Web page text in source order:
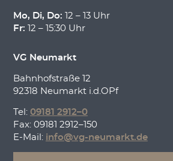
Mo, Di, Do: 12 – 13 Uhr
Fr: 12 – 15:30 Uhr
VG Neumarkt
Bahnhofstraße 12
92318 Neumarkt i.d.OPf
Tel: 09181 2912–0
Fax: 09181 2912–150
E-Mail: info@vg-neumarkt.de